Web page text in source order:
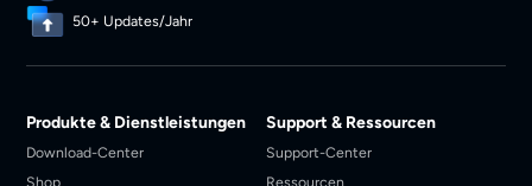
50+ Updates/Jahr
Produkte & Dienstleistungen
Download-Center
Shop
Support & Ressourcen
Support-Center
Ressourcen